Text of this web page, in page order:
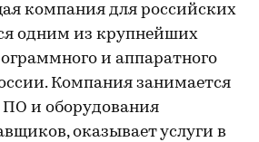
компания для российских
одним из крупнейших
и аппаратного
Компания занимается
и оборудования
оказывает услуги в